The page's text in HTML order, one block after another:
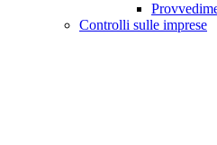
Controlli sulle imprese